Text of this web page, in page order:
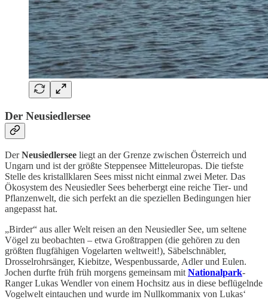
Der Neusiedlersee
DerNeusiedlersee liegt an der Grenze zwischen Österreich und
Ungarn und ist der größte Steppensee Mitteleuropas. Die tiefste
Stelle des kristallklaren Sees misst nicht einmal zwei Meter. Das
Ökosystem des Neusiedler Sees beherbergt eine reiche Tier- und
Pflanzenwelt, die sich perfekt an die speziellen Bedingungen hier
angepasst hat.
„Birder“ aus aller Welt reisen an den Neusiedler See, um seltene
Vögel zu beobachten – etwa Großtrappen (die gehören zu den
größten flugfähigen Vogelarten weltweit!), Säbelschnäbler,
Drosselrohrsänger, Kiebitze, Wespenbussarde, Adler und Eulen.
Jochen durfte früh früh morgens gemeinsam mit Nationalpark-
Ranger Lukas Wendler von einem Hochsitz aus in diese beflügelnde
Vogelwelt eintauchen und wurde im Nullkommanix von Lukas‘